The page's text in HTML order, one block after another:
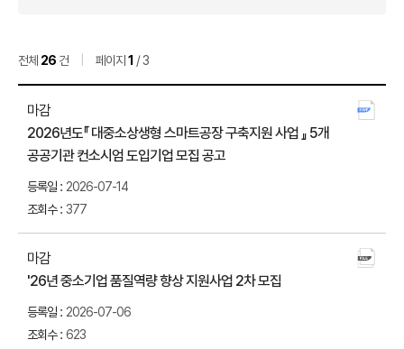
전체 26 건 페이지 1 / 3
공고현황
게시판의
게시물
목록
번호,
제목,
작성일,
시작일,
종료일
번호 구분 제목
작성일
조회수
마감
2026년도『 대중소상생형 스마트공장 구축지원 사업 』 5개
공공기관 컨소시엄 도입기업 모집 공고
2026-07-14
377
마감
'26년 중소기업 품질역량 향상 지원사업 2차 모집
2026-07-06
623